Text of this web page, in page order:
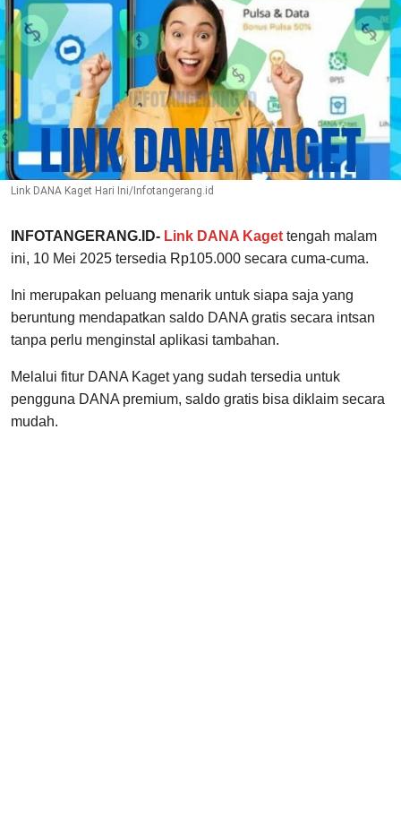
Link DANA Kaget Hari Ini/Infotangerang.id
INFOTANGERANG.ID- Link DANA Kaget tengah malam
ini, 10 Mei 2025 tersedia Rp105.000 secara cuma-cuma.
Ini merupakan peluang menarik untuk siapa saja yang
beruntung mendapatkan saldo DANA gratis secara intsan
tanpa perlu menginstal aplikasi tambahan.
Melalui fitur DANA Kaget yang sudah tersedia untuk
pengguna DANA premium, saldo gratis bisa diklaim secara
mudah.